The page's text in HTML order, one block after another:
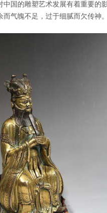
国的雕塑艺术发展有着重要的影
气魄不足，过于细腻而欠传神。